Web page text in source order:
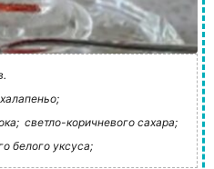
светло-коричневого сахара;
белого уксуса;